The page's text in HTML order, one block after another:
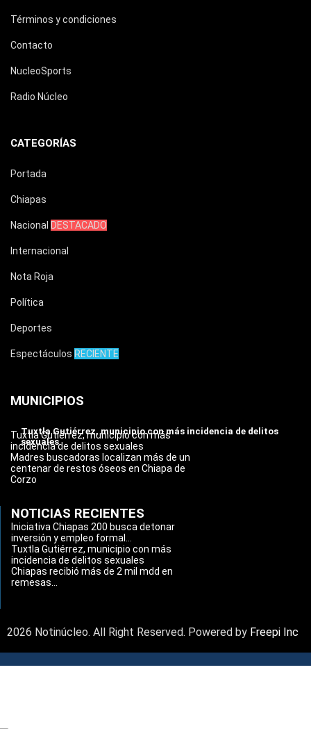
Términos y condiciones
Contacto
NucleoSports
Radio Núcleo
CATEGORÍAS
Portada
Chiapas
Nacional DESTACADO
Internacional
Nota Roja
Política
Deportes
Espectáculos RECIENTE
MUNICIPIOS
Tuxtla Gutiérrez, municipio con más incidencia de delitos
sexuales
Tuxtla Gutiérrez, municipio con más
incidencia de delitos sexuales
Madres buscadoras localizan más de un
centenar de restos óseos en Chiapa de
Corzo
NOTICIAS RECIENTES
Iniciativa Chiapas 200 busca detonar
inversión y empleo formal...
Tuxtla Gutiérrez, municipio con más
incidencia de delitos sexuales
Chiapas recibió más de 2 mil mdd en
remesas...
2026 Notinúcleo. All Right Reserved. Powered by Freepi Inc